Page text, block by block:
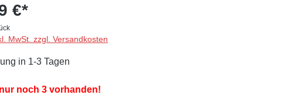
€*
MwSt. zzgl. Versandkosten
in 1-3 Tagen
noch 3 vorhanden!